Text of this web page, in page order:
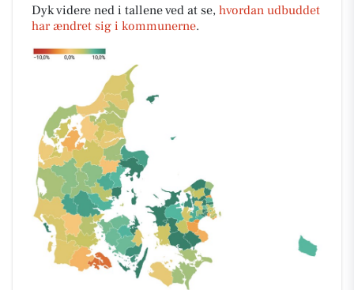
Dyk videre ned i tallene ved at se, hvordan udbuddet
har ændret sig i kommunerne.